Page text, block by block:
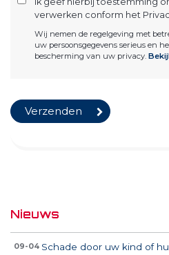
verwerken conform het
Wij nemen de regelgeving met
uw persoonsgegevens serieus en
bescherming van uw privacy.
Nieuws
09-04 Schade door uw kind of